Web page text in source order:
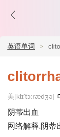
英语单词
美[klɪ'tɔ:rædʒə]
阴蒂出血
网络解释.阴蒂